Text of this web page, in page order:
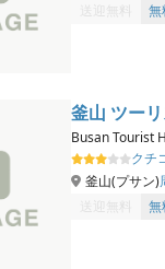
送迎無料
無
釜山 ツー
Busan Tourist
クチ
釜山(プサン)
送迎無料
無